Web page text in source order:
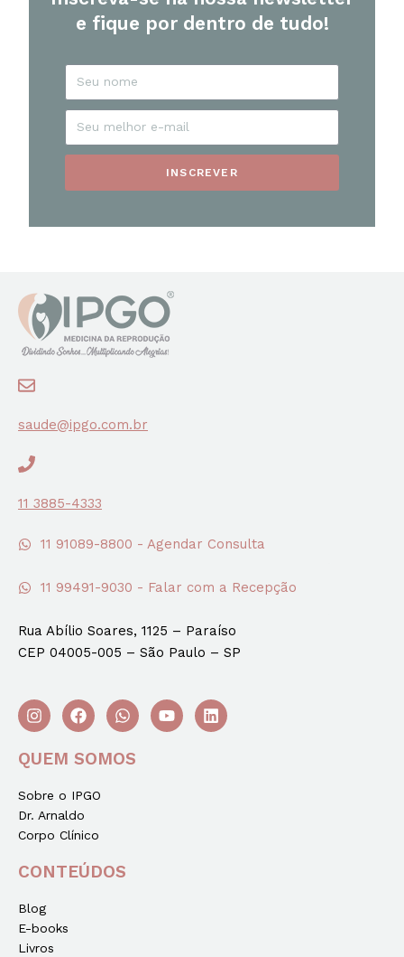
e fique por dentro de tudo!
INSCREVER
saude@ipgo.com.br
11 3885-4333
11 91089-8800 - Agendar Consulta
11 99491-9030 - Falar com a Recepção
Rua Abílio Soares, 1125 – Paraíso
CEP 04005-005 – São Paulo – SP
QUEM SOMOS
Sobre o IPGO
Dr. Arnaldo
Corpo Clínico
CONTEÚDOS
Blog
E-books
Livros